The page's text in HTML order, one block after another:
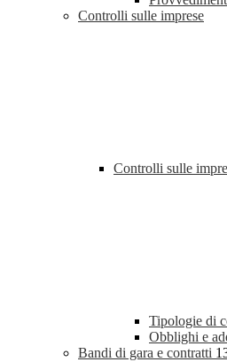
Controlli sulle imprese
Controlli sulle
Tipologie di
Obblighi e
Bandi di gara e contratti